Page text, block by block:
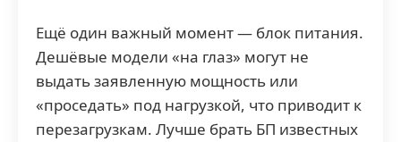
Ещё один важный момент — блок питания.
Дешёвые модели «на глаз» могут не
выдать заявленную мощность или
«проседать» под нагрузкой, что приводит к
перезагрузкам. Лучше брать БП известных